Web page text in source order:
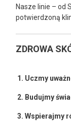
Nasze linie – od
potwierdzoną
ZDROWA
Uczmy
Budujmy
Wspierajmy